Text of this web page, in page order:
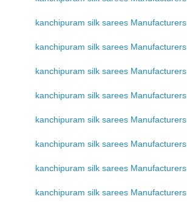
kanchipuram silk sarees Manufacturers
kanchipuram silk sarees Manufacturers
kanchipuram silk sarees Manufacturers
kanchipuram silk sarees Manufacturers
kanchipuram silk sarees Manufacturers
kanchipuram silk sarees Manufacturers
kanchipuram silk sarees Manufacturers
kanchipuram silk sarees Manufacturers